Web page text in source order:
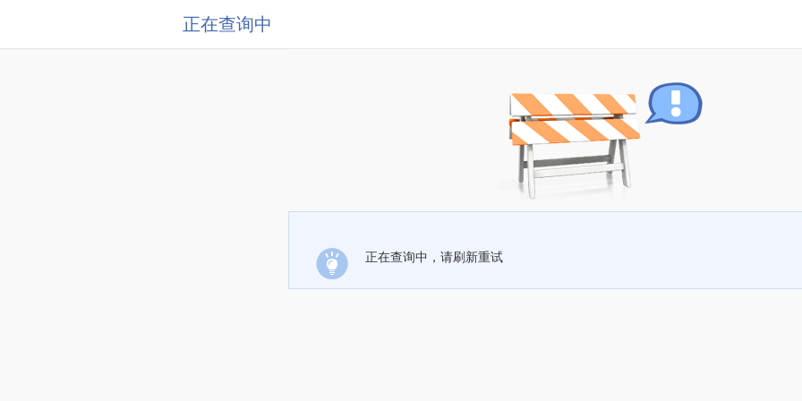
正在查询中
正在查询中，请刷新重试